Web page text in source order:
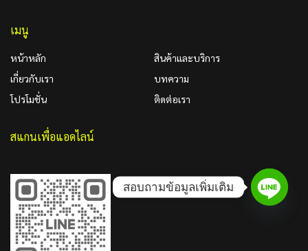
เมนู
หน้าหลัก
เกี่ยวกับเรา
โปรโมชั่น
สินค้าและบริการ
บทความ
ติดต่อเรา
สแกนเพื่อแอดไลน์
สอบถามข้อมูลเพิ่มเติม